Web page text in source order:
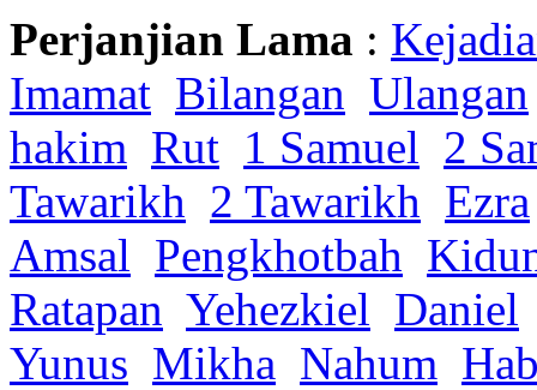
Perjanjian Lama :
Imamat Bilangan Ulangan
hakim Rut 1 Samuel 2
Tawarikh 2 Tawarikh Ezra
Amsal Pengkhotbah
Ratapan Yehezkiel Daniel
Yunus Mikha Nahum